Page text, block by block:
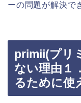
ーの問題が解決で
primii(プリ
ない理由１
るために使